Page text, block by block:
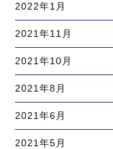
2022年1月
2021年11月
2021年10月
2021年8月
2021年6月
2021年5月